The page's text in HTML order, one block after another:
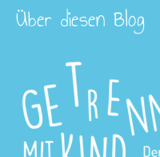
Über diesen Blog